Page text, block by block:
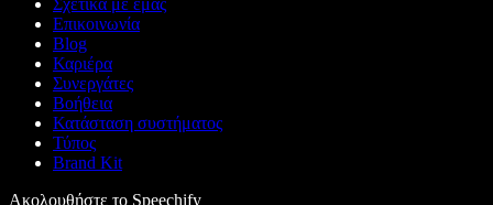
Επικοινωνία
Blog
Καριέρα
Συνεργάτες
Βοήθεια
Κατάσταση συστήματος
Τύπος
Brand Kit
Ακολουθήστε το Speechify